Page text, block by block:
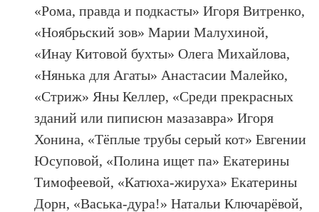
«Рома, правда и подкасты» Игоря Витренко,
«Ноябрьский зов» Марии Малухиной,
«Инау Китовой бухты» Олега Михайлова,
«Нянька для Агаты» Анастасии Малейко,
«Стриж» Яны Келлер, «Среди прекрасных
зданий или пиписюн мазазавра» Игоря
Хонина, «Тёплые трубы серый кот» Евгении
Юсуповой, «Полина ищет па» Екатерины
Тимофеевой, «Катюха-жируха» Екатерины
Дорн, «Васька-дура!» Натальи Ключарёвой,